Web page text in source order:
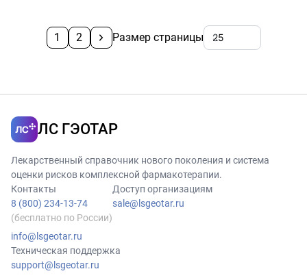
1 2 Размер страницы
ЛС ГЭОТАР
Лекарственный справочник нового поколения и система
оценки рисков комплексной фармакотерапии.
Контакты
8 (800) 234-13-74
(бесплатно по России)
info@lsgeotar.ru
Доступ организациям
sale@lsgeotar.ru
Техническая поддержка
support@lsgeotar.ru